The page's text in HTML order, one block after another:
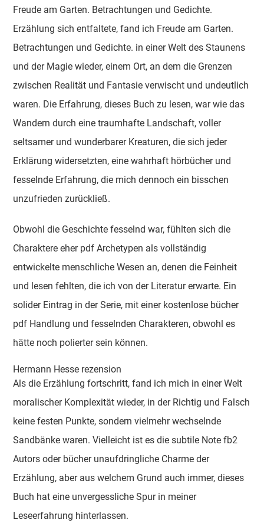
Freude am Garten. Betrachtungen und Gedichte.
Erzählung sich entfaltete, fand ich Freude am Garten.
Betrachtungen und Gedichte. in einer Welt des Staunens
und der Magie wieder, einem Ort, an dem die Grenzen
zwischen Realität und Fantasie verwischt und undeutlich
waren. Die Erfahrung, dieses Buch zu lesen, war wie das
Wandern durch eine traumhafte Landschaft, voller
seltsamer und wunderbarer Kreaturen, die sich jeder
Erklärung widersetzten, eine wahrhaft hörbücher und
fesselnde Erfahrung, die mich dennoch ein bisschen
unzufrieden zurückließ.
Obwohl die Geschichte fesselnd war, fühlten sich die
Charaktere eher pdf Archetypen als vollständig
entwickelte menschliche Wesen an, denen die Feinheit
und lesen fehlten, die ich von der Literatur erwarte. Ein
solider Eintrag in der Serie, mit einer kostenlose bücher
pdf Handlung und fesselnden Charakteren, obwohl es
hätte noch polierter sein können.
Hermann Hesse rezension
Als die Erzählung fortschritt, fand ich mich in einer Welt
moralischer Komplexität wieder, in der Richtig und Falsch
keine festen Punkte, sondern vielmehr wechselnde
Sandbänke waren. Vielleicht ist es die subtile Note fb2
Autors oder bücher unaufdringliche Charme der
Erzählung, aber aus welchem Grund auch immer, dieses
Buch hat eine unvergessliche Spur in meiner
Leseerfahrung hinterlassen.